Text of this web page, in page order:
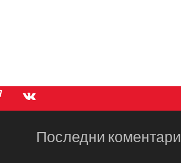
Последни коментари